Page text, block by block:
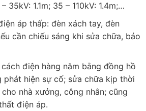
35kV: 1.1m; 35 – 110kV: 1.4m;…
áp thấp: đèn xách tay, đèn
cần chiếu sáng khi sửa chữa, bảo
điện hàng năm bằng đồng hồ
phát hiện sự cố; sửa chữa kịp thời
nhà xưởng, công nhân; cũng
điện áp.